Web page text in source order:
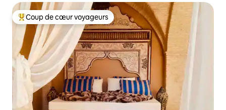
Coups de cœur voyageurs les plus appréciés
Coup de cœur voyageurs